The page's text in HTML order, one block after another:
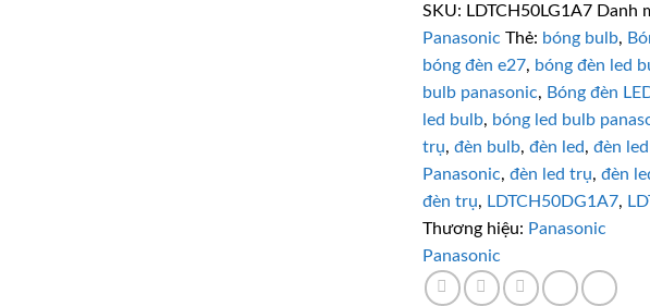
ánh
sáng
vàng
số
lượng
SKU: LDTCH50LG1A7 Danh
Panasonic Thẻ: bóng bulb,
bóng đèn e27, bóng đèn led
bulb panasonic, Bóng đèn
led bulb, bóng led bulb
trụ, đèn bulb, đèn led, đèn
Panasonic, đèn led trụ, đèn
đèn trụ, LDTCH50DG1A7,
Thương hiệu: Panasonic
Panasonic